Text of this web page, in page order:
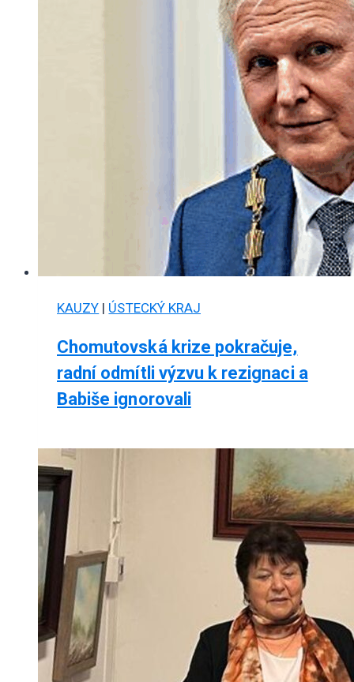
KAUZY | ÚSTECKÝ KRAJ
Chomutovská krize pokračuje,
radní odmítli výzvu k rezignaci a
Babiše ignorovali